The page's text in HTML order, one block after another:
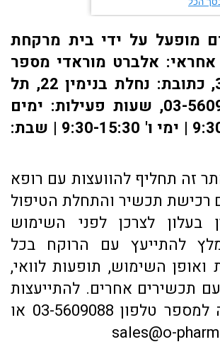
מופעל על ידי בית מרקחת
אחראי: אלברט מוראדי מספר
רישיון: 3394, כתובת: ​נחלת בנימין 22, תל
אביב. 03-5609088, שעות פעילות: ימים
א-ה: 9:30-18:30 | ימי ו' 9:30-15:30 | שבת:
זה תחליף להוועצות עם רופא
רכישת תכשיר והתחלת הטיפול
בעלון לצרכן לפני השימוש
להתייעץ עם הרוקח בכל
ואופן השימוש, תופעות לוואי,
תכשירים אחרים. להתייעצות
עם רוקח פנה למספר טלפון 03-5609088 או